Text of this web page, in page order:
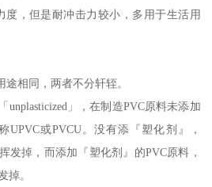
度，但是耐冲击力较小，多用于生活用
途相同，两者不分轩轾。
unplasticized」，在制造PVC原料未添加
UPVC或PVCU。没有添『塑化剂』，
发掉，而添加『塑化剂』的PVC原料，
掉。